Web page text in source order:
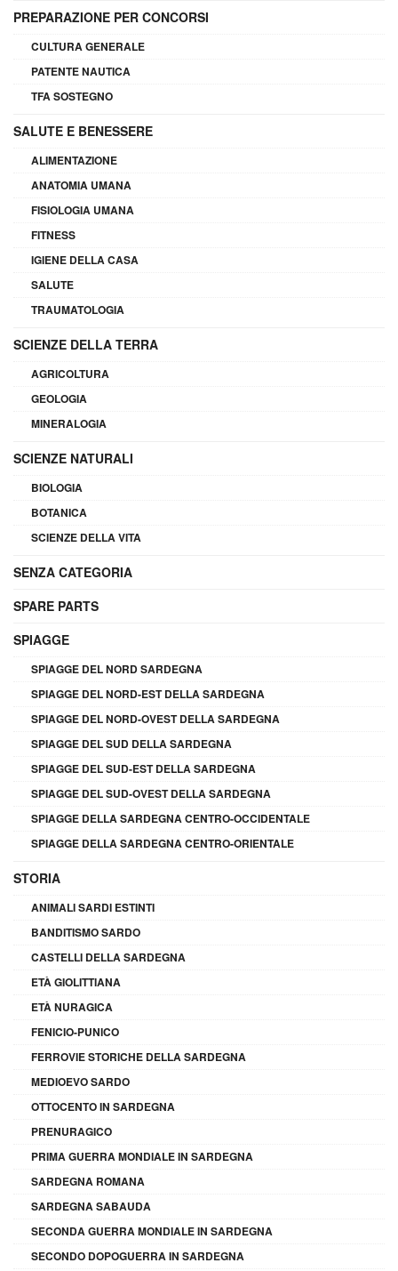
PREPARAZIONE PER CONCORSI
CULTURA GENERALE
PATENTE NAUTICA
TFA SOSTEGNO
SALUTE E BENESSERE
ALIMENTAZIONE
ANATOMIA UMANA
FISIOLOGIA UMANA
FITNESS
IGIENE DELLA CASA
SALUTE
TRAUMATOLOGIA
SCIENZE DELLA TERRA
AGRICOLTURA
GEOLOGIA
MINERALOGIA
SCIENZE NATURALI
BIOLOGIA
BOTANICA
SCIENZE DELLA VITA
SENZA CATEGORIA
SPARE PARTS
SPIAGGE
SPIAGGE DEL NORD SARDEGNA
SPIAGGE DEL NORD-EST DELLA SARDEGNA
SPIAGGE DEL NORD-OVEST DELLA SARDEGNA
SPIAGGE DEL SUD DELLA SARDEGNA
SPIAGGE DEL SUD-EST DELLA SARDEGNA
SPIAGGE DEL SUD-OVEST DELLA SARDEGNA
SPIAGGE DELLA SARDEGNA CENTRO-OCCIDENTALE
SPIAGGE DELLA SARDEGNA CENTRO-ORIENTALE
STORIA
ANIMALI SARDI ESTINTI
BANDITISMO SARDO
CASTELLI DELLA SARDEGNA
ETÀ GIOLITTIANA
ETÀ NURAGICA
FENICIO-PUNICO
FERROVIE STORICHE DELLA SARDEGNA
MEDIOEVO SARDO
OTTOCENTO IN SARDEGNA
PRENURAGICO
PRIMA GUERRA MONDIALE IN SARDEGNA
SARDEGNA ROMANA
SARDEGNA SABAUDA
SECONDA GUERRA MONDIALE IN SARDEGNA
SECONDO DOPOGUERRA IN SARDEGNA